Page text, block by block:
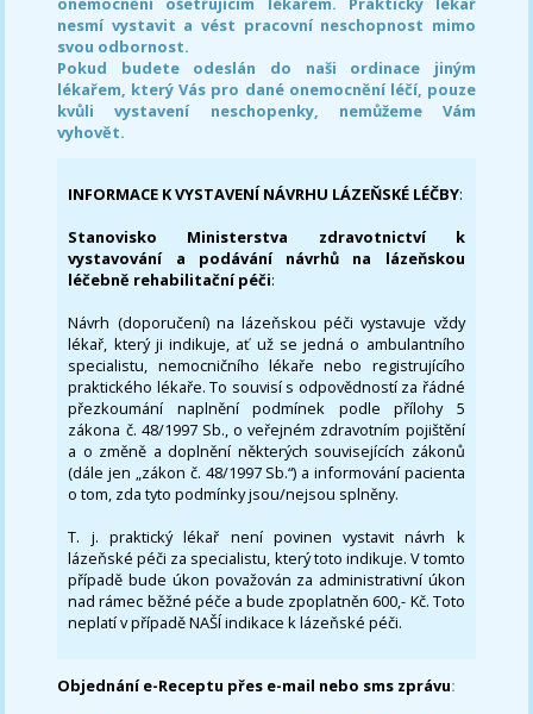
nesmí vystavit a vést pracovní neschopnost mimo
svou odbornost.
Pokud budete odeslán do naši ordinace jiným
lékařem, který Vás pro dané onemocnění léčí, pouze
kvůli vystavení neschopenky, nemůžeme Vám
vyhovět.
INFORMACE K VYSTAVENÍ NÁVRHU LÁZEŇSKÉ LÉČBY:
Stanovisko Ministerstva zdravotnictví k
vystavování a podávání návrhů na lázeňskou
léčebně rehabilitační péči:
Návrh (doporučení) na lázeňskou péči vystavuje vždy
lékař, který ji indikuje, ať už se jedná o ambulantního
specialistu, nemocničního lékaře nebo registrujícího
praktického lékaře. To souvisí s odpovědností za řádné
přezkoumání naplnění podmínek podle přílohy 5
zákona č. 48/1997 Sb., o veřejném zdravotním pojištění
a o změně a doplnění některých souvisejících zákonů
(dále jen „zákon č. 48/1997 Sb.“) a informování pacienta
o tom, zda tyto podmínky jsou/nejsou splněny.
T. j. praktický lékař není povinen vystavit návrh k
lázeňské péči za specialistu, který toto indikuje. V tomto
případě bude úkon považován za administrativní úkon
nad rámec běžné péče a bude zpoplatněn 600,- Kč. Toto
neplatí v případě NAŠÍ indikace k lázeňské péči.
Objednání e-Receptu přes e-mail nebo sms zprávu: